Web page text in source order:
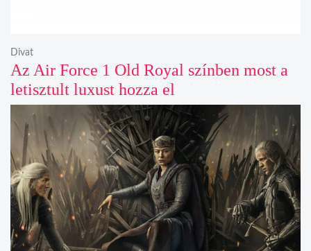
Az Air Force 1 Old Royal színben most a
letisztult luxust hozza el
Divat